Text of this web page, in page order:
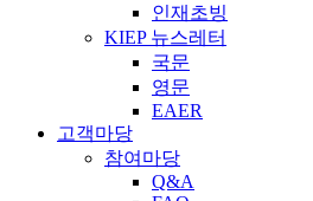
인재초빙
KIEP 뉴스레터
국문
영문
EAER
고객마당
참여마당
Q&A